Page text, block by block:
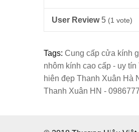
User Review 5 (1 vote)
Tags: Cung cấp cửa kính
nhôm kính cao cấp - uy
hiên đẹp Thanh Xuân Hà
Thanh Xuân HN -